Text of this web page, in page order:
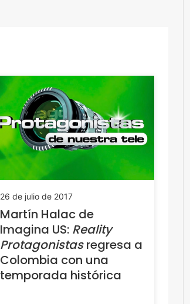
26 de julio de 2017
Martín Halac de
Imagina US: Reality
Protagonistasregresa a
Colombia con una
temporada histórica